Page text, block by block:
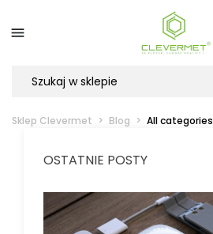

Sklep Clevermet Blog All categories
OSTATNIE POSTY